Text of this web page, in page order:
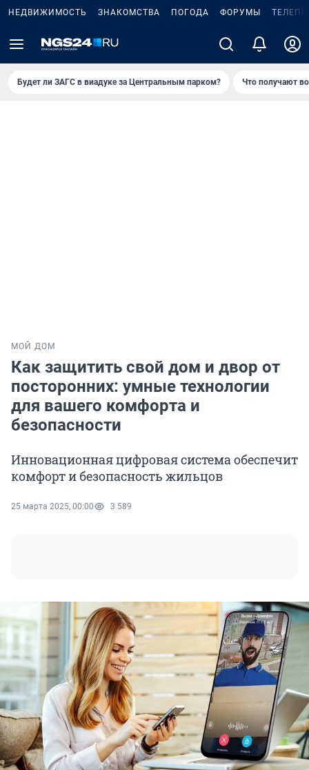
НЕДВИЖИМОСТЬ ЗНАКОМСТВА ПОГОДА ФОРУМЫ
Будет ли ЗАГС в виадуке за Центральным парком? Что получают
МОЙ ДОМ
Как защитить свой дом и двор от
посторонних: умные технологии
для вашего комфорта и
безопасности
Инновационная цифровая система обеспечит
комфорт и безопасность жильцов
25 марта 2025, 00:00 3 589